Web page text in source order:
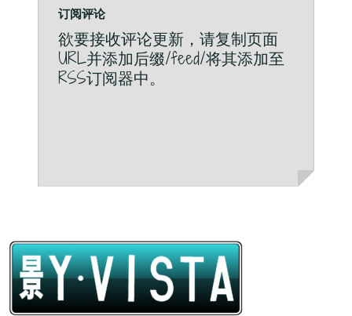
订阅评论
欲要接收评论更新，请复制页面
URL并添加后缀/feed/将其添加至
RSS订阅器中。